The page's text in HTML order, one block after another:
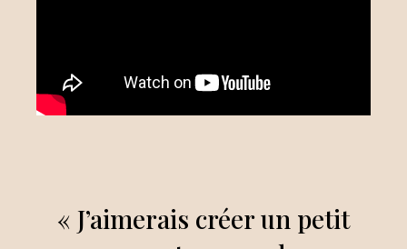
« J’aimerais créer un petit